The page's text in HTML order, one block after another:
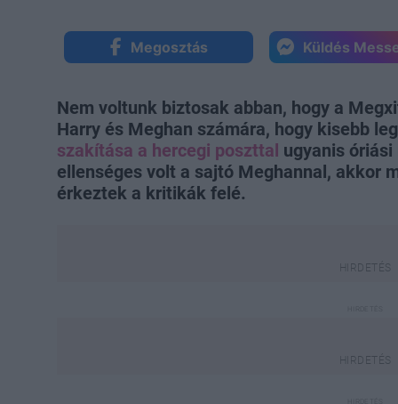
Megosztás Küldés
Nem voltunk biztosak abban, hogy a
Harry és Meghan számára, hogy kisebb
szakítása a hercegi poszttal ugyanis
ellenséges volt a sajtó Meghannal, akkor
érkeztek a kritikák felé.